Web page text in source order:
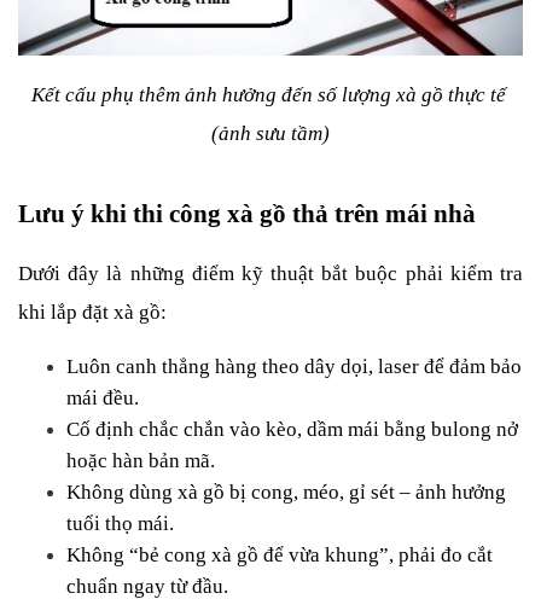
Kết cấu phụ thêm ảnh hưởng đến số lượng xà gồ thực tế
(ảnh sưu tầm)
Lưu ý khi thi công xà gồ thả trên mái nhà
Dưới đây là những điểm kỹ thuật bắt buộc phải kiểm tra
khi lắp đặt xà gồ:
Luôn canh thẳng hàng theo dây dọi, laser để đảm bảo
mái đều.
Cố định chắc chắn vào kèo, dầm mái bằng bulong nở
hoặc hàn bản mã.
Không dùng xà gồ bị cong, méo, gỉ sét – ảnh hưởng
tuổi thọ mái.
Không “bẻ cong xà gồ để vừa khung”, phải đo cắt
chuẩn ngay từ đầu.